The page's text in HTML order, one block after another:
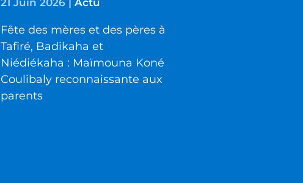
21 Juin 2026| Actu
Fête des mères et des pères à
Tafiré, Badikaha et
Niédiékaha : Maïmouna Koné
Coulibaly reconnaissante aux
parents